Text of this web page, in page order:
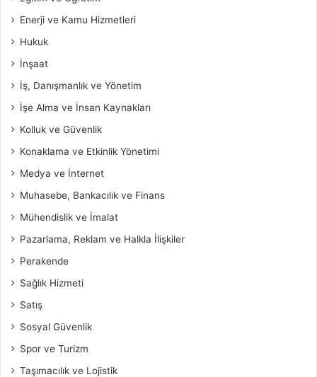
Enerji ve Kamu Hizmetleri
Hukuk
İnşaat
İş, Danışmanlık ve Yönetim
İşe Alma ve İnsan Kaynakları
Kolluk ve Güvenlik
Konaklama ve Etkinlik Yönetimi
Medya ve İnternet
Muhasebe, Bankacılık ve Finans
Mühendislik ve İmalat
Pazarlama, Reklam ve Halkla İlişkiler
Perakende
Sağlık Hizmeti
Satış
Sosyal Güvenlik
Spor ve Turizm
Taşımacılık ve Lojistik